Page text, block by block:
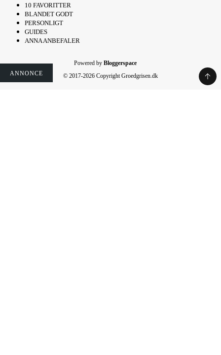
ANNONCE
ANNONCE
ANNONCE
10 FAVORITTER
BLANDET GODT
PERSONLIGT
GUIDES
ANNA ANBEFALER
Powered by Bloggerspace
© 2017-2026 Copyright Groedgrisen.dk